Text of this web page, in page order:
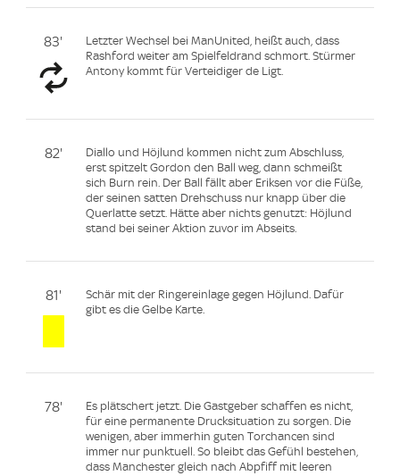
83'
Letzter Wechsel bei ManUnited, heißt auch, dass
Rashford weiter am Spielfeldrand schmort. Stürmer
Antony kommt für Verteidiger de Ligt.
82'
Diallo und Höjlund kommen nicht zum Abschluss,
erst spitzelt Gordon den Ball weg, dann schmeißt
sich Burn rein. Der Ball fällt aber Eriksen vor die Füße,
der seinen satten Drehschuss nur knapp über die
Querlatte setzt. Hätte aber nichts genutzt: Höjlund
stand bei seiner Aktion zuvor im Abseits.
81'
Schär mit der Ringereinlage gegen Höjlund. Dafür
gibt es die Gelbe Karte.
78'
Es plätschert jetzt. Die Gastgeber schaffen es nicht,
für eine permanente Drucksituation zu sorgen. Die
wenigen, aber immerhin guten Torchancen sind
immer nur punktuell. So bleibt das Gefühl bestehen,
dass Manchester gleich nach Abpfiff mit leeren